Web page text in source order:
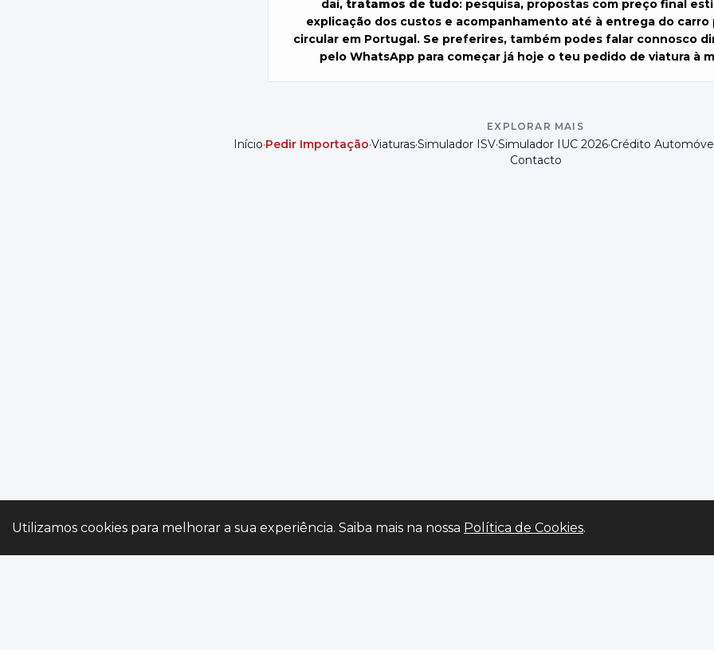
daí, tratamos de tudo: pesquisa, propostas com preço final
explicação dos custos e acompanhamento até à entrega do carro
circular em Portugal. Se preferires, também podes falar connosco
pelo WhatsApppara começar já hoje o teu pedido de viatura à
EXPLORAR MAIS
Início·Pedir Importação·Viaturas·Simulador ISV·Simulador IUC 2026·Crédito
Contacto
Utilizamos cookies para melhorar a sua experiência. Saiba mais na nossa Política de Cookies.
Gerir preferências